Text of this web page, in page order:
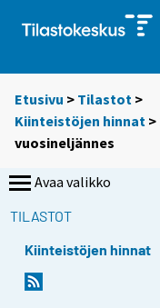
Etusivu > Tilastot >
Kiinteistöjen hinnat >
vuosineljännes
Avaa valikko
TILASTOT
Kiinteistöjen hinnat